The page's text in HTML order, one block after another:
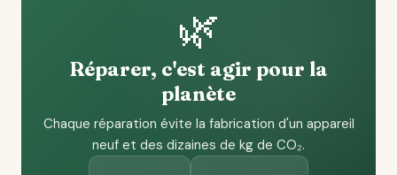
🌿
Réparer, c'est agir pour la
planète
Chaque réparation évite la fabrication d'un appareil
neuf et des dizaines de kg de CO₂.